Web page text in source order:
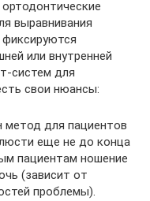
выравнивания
фиксируются
или внутренней
систем для
свои нюансы:
метод для пациентов
еще не до конца
пациентам ношение
(зависит от
проблемы).